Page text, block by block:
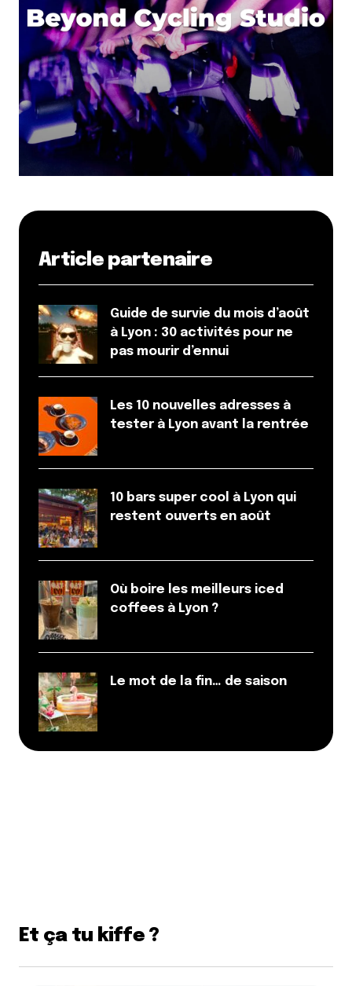
Article partenaire
Guide de survie du mois d’août
à Lyon : 30 activités pour ne
pas mourir d’ennui
Les 10 nouvelles adresses à
tester à Lyon avant la rentrée
10 bars super cool à Lyon qui
restent ouverts en août
Où boire les meilleurs iced
coffees à Lyon ?
Le mot de la fin… de saison
Et ça tu kiffe ?